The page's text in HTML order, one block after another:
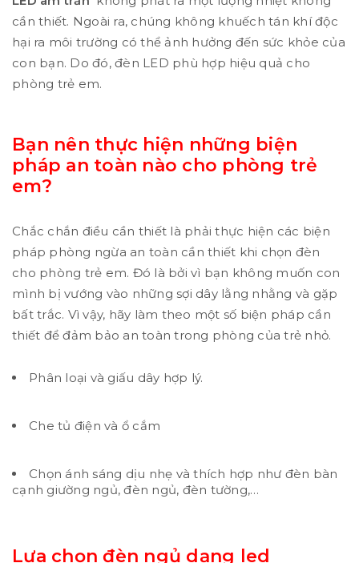
cần thiết. Ngoài ra, chúng không khuếch tán khí độc
hại ra môi trường có thể ảnh hưởng đến sức khỏe của
con bạn. Do đó, đèn LED phù hợp hiệu quả cho
phòng trẻ em.
Bạn nên thực hiện những biện
pháp an toàn nào cho phòng trẻ
em?
Chắc chắn điều cần thiết là phải thực hiện các biện
pháp phòng ngừa an toàn cần thiết khi chọn đèn
cho phòng trẻ em. Đó là bởi vì bạn không muốn con
mình bị vướng vào những sợi dây lằng nhằng và gặp
bất trắc. Vì vậy, hãy làm theo một số biện pháp cần
thiết để đảm bảo an toàn trong phòng của trẻ nhỏ.
Phân loại và giấu dây hợp lý.
Che tủ điện và ổ cắm
Chọn ánh sáng dịu nhẹ và thích hợp như đèn bàn
cạnh giường ngủ, đèn ngủ, đèn tường,…
Lựa chọn đèn ngủ dạng led